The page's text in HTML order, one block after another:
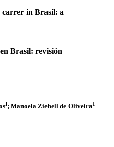
carrer in Brasil: a
Brasil: revisión
I; Manoela Ziebell de OliveiraI